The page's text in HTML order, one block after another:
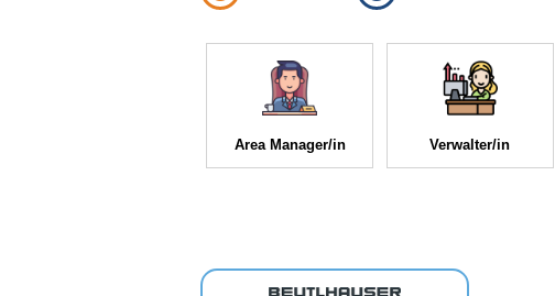
Area Manager/in Verwalter/in